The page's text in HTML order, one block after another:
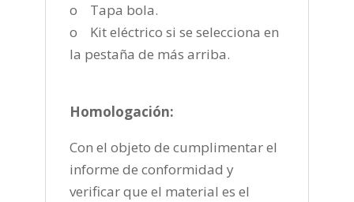
o Tapa bola.
o Kit eléctrico si se selecciona en
la pestaña de más arriba.
Homologación:
Con el objeto de cumplimentar el
informe de conformidad y
verificar que el material es el